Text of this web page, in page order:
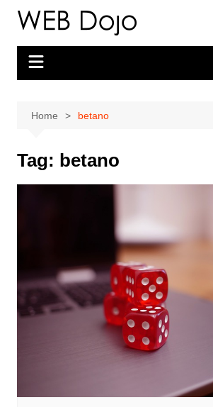
Skip
content
Home betano
Tag: betano